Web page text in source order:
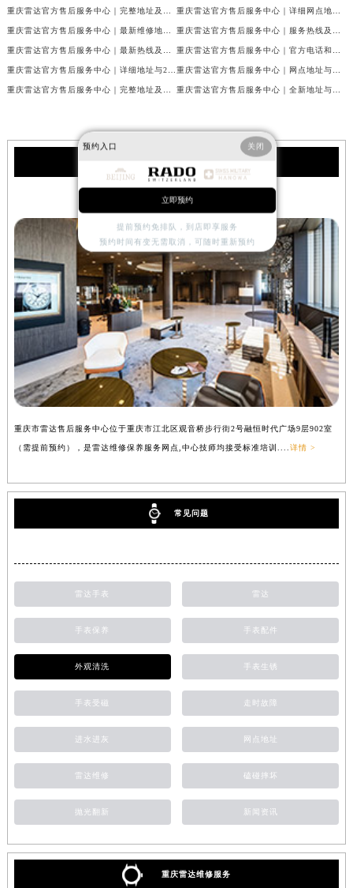
重庆雷达售后服务中心
重庆市雷达售后服务中心位于重庆市江北区观音桥步行街2号融恒时代广场9层902室
（需提前预约），是雷达维修保养服务网点,中心技师均接受标准培训.... 详情 >
常见问题
雷达手表 雷达
手表保养 手表配件
外观清洗 手表生锈
手表受磁 走时故障
进水进灰 网点地址
雷达维修 磕碰摔坏
抛光翻新 新闻资讯
重庆雷达维修服务
预约入口 关闭
立即预约
提前预约免排队，到店即享服务
预约时间有变无需取消，可随时重新预约